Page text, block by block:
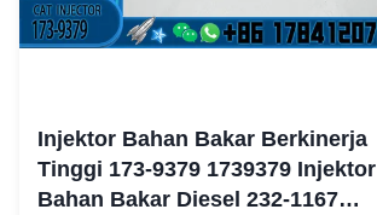
Injektor Bahan Bakar Berkinerja
Tinggi 173-9379 1739379 Injektor
Bahan Bakar Diesel 232-1167